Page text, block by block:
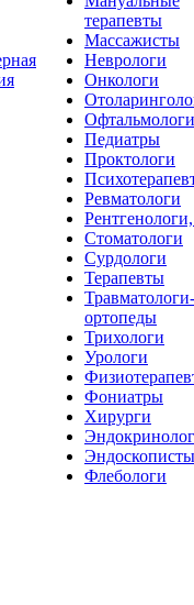
терапевты
Массажисты
Неврологи
Онкологи
Офтальмологи
Педиатры
Проктологи
Ревматологи
Стоматологи
Сурдологи
Терапевты
Травматологи-
ортопеды
Трихологи
Урологи
Фониатры
Хирурги
Эндоскописты
Флебологи